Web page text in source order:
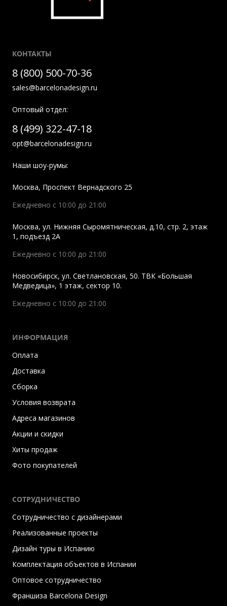
КОНТАКТЫ
8 (800) 500-70-36
sales@barcelonadesign.ru
Оптовый отдел:
8 (499) 322-47-18
opt@barcelonadesign.ru
Наши шоу-румы:
Москва, Проспект Вернадского 25
Ежедневно с 10:00 до 21:00
Москва, ул. Нижняя Сыромятническая, д.10, стр. 2, этаж
1, подъезд 2A
Ежедневно с 10:00 до 21:00
Новосибирск, ул. Светлановская, 50. ТВК «Большая
Медведица», 1 этаж, сектор 10.
Ежедневно с 10:00 до 21:00
ИНФОРМАЦИЯ
Оплата
Доставка
Сборка
Условия возврата
Адреса магазинов
Акции и скидки
Хиты продаж
Фото покупателей
СОТРУДНИЧЕСТВО
Сотрудничество с дизайнерами
Реализованные проекты
Дизайн туры в Испанию
Комплектация объектов в Испании
Оптовое сотрудничество
Франшиза Barcelona Design